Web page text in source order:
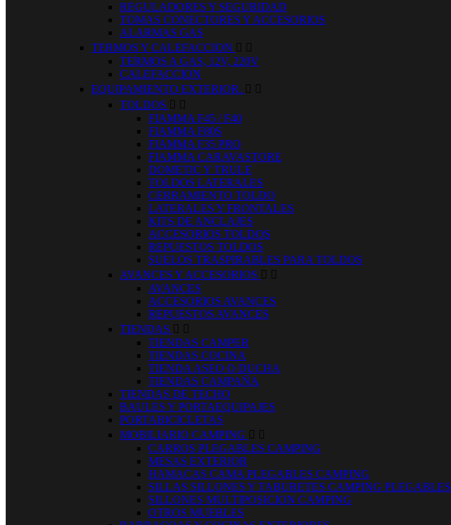
REGULADORES Y SEGURIDAD
TOMAS CONECTORES Y ACCESORIOS
ALARMAS GAS
TERMOS Y CALEFACCION  
TERMOS A GAS, 12V, 220V
CALEFACCION
EQUIPAMIENTO EXTERIOR.  
TOLDOS  
FIAMMA F45 / F40
FIAMMA F80S
FIAMMA F35 PRO
FIAMMA CARAVASTORE
DOMETIC Y TRULE
TOLDOS LATERALES
CERRAMIENTO TOLDO
LATERALES Y FRONTALES
KITS DE ANCLAJES
ACCESORIOS TOLDOS
REPUESTOS TOLDOS
SUELOS TRASPIRABLES PARA TOLDOS
AVANCES Y ACCESORIOS  
AVANCES
ACCESORIOS AVANCES
REPUESTOS AVANCES
TIENDAS  
TIENDAS CAMPER
TIENDAS COCINA
TIENDA ASEO O DUCHA
TIENDAS CAMPAÑA
TIENDAS DE TECHO
BAULES Y PORTAEQUIPAJES
PORTABICICLETAS
MOBILIARIO CAMPING  
CARROS PLEGABLES CAMPING
MESAS EXTERIOR
HAMACAS CAMA PLEGABLES CAMPING
SILLAS SILLONES Y TABURETES CAMPING PLEGABLES
SILLONES MULTIPOSICION CAMPING
OTROS MUEBLES